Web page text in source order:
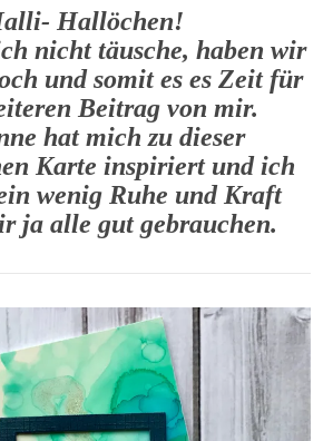
Hallöchen!
nicht täusche, haben wir
und somit es es Zeit für
Beitrag von mir.
hat mich zu dieser
Karte inspiriert und ich
wenig Ruhe und Kraft
ja alle gut gebrauchen.